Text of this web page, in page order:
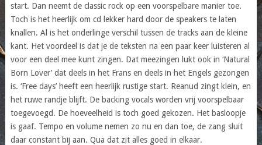
start. Dan neemt de classic rock op een voorspelbare manier toe.
Toch is het heerlijk om cd lekker hard door de speakers te laten
knallen. Al is het onderlinge verschil tussen de tracks aan de kleine
kant. Het voordeel is dat je de teksten na een paar keer luisteren al
voor een deel mee kunt zingen. Dat meezingen lukt ook in ‘Natural
Born Lover’ dat deels in het Frans en deels in het Engels gezongen
is. ‘Free days’ heeft een heerlijk rustige start. Reanud zingt klein, en
het ruwe randje blijft. De backing vocals worden vrij voorspelbaar
toegevoegd. De hoeveelheid is toch goed gekozen. Het basloopje
is gaaf. Tempo en volume nemen zo nu en dan toe, de zang sluit
daar constant bij aan. Qua dat zit alles goed in elkaar.